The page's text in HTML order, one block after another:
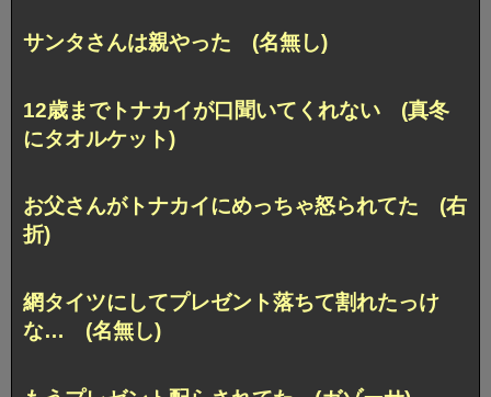
サンタさんは親やった (名無し)
12歳までトナカイが口聞いてくれない (真冬
にタオルケット)
お父さんがトナカイにめっちゃ怒られてた (右
折)
網タイツにしてプレゼント落ちて割れたっけ
な… (名無し)